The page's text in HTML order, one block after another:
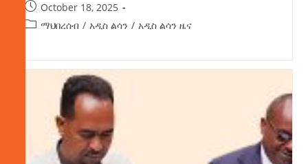
October 18, 2025
ማህበረሰብ / አዲስ ልሳን / አዲስ ልሳን ዜና